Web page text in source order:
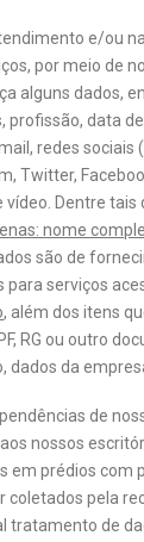
e/ou
por meio de
alguns dados,
profissão, data
redes sociais
Twitter,
vídeo. Dentre tais
nome
são de
para serviços
, além dos itens
RG ou outro
dados da
de
nossos
em prédios com
coletados pela
tratamento de